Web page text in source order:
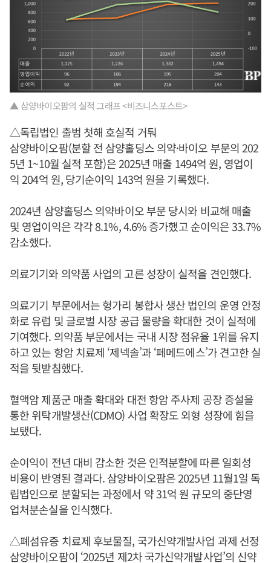
▲ 삼양바이오팜의 실적 그래프 <비즈니스포스트>
△독립법인 출범 첫해 호실적 거둬
삼양바이오팜(분할 전 삼양홀딩스 의약·바이오 부문의 202
5년 1~10월 실적 포함)은 2025년 매출 1494억 원, 영업이
익 204억 원, 당기순이익 143억 원을 기록했다.
2024년 삼양홀딩스 의약바이오 부문 당시와 비교해 매출
및 영업이익은 각각 8.1%, 4.6% 증가했고 순이익은 33.7%
감소했다.
의료기기와 의약품 사업의 고른 성장이 실적을 견인했다.
의료기기 부문에서는 헝가리 봉합사 생산 법인의 운영 안정
화로 유럽 및 글로벌 시장 공급 물량을 확대한 것이 실적에
기여했다. 의약품 부문에서는 국내 시장 점유율 1위를 유지
하고 있는 항암 치료제 ‘제넥솔’과 ‘페메드에스’가 견고한 실
적을 뒷받침했다.
혈액암 제품군 매출 확대와 대전 항암 주사제 공장 증설을
통한 위탁개발생산(CDMO) 사업 확장도 외형 성장에 힘을
보탰다.
순이익이 전년 대비 감소한 것은 인적분할에 따른 일회성
비용이 반영된 결과다. 삼양바이오팜은 2025년 11월1일 독
립법인으로 분할되는 과정에서 약 31억 원 규모의 중단영
업처분손실을 인식했다.
△폐섬유증 치료제 후보물질, 국가신약개발사업 과제 선정
삼양바이오팜이 ‘2025년 제2차 국가신약개발사업’의 신약